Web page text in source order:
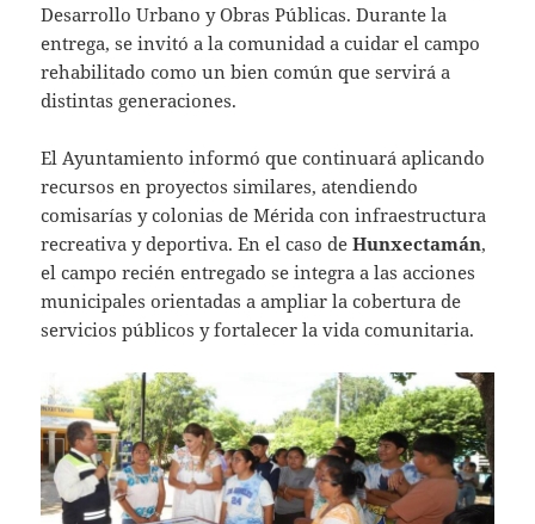
Desarrollo Urbano y Obras Públicas. Durante la
entrega, se invitó a la comunidad a cuidar el campo
rehabilitado como un bien común que servirá a
distintas generaciones.
El Ayuntamiento informó que continuará aplicando
recursos en proyectos similares, atendiendo
comisarías y colonias de Mérida con infraestructura
recreativa y deportiva. En el caso deHunxectamán,
el campo recién entregado se integra a las acciones
municipales orientadas a ampliar la cobertura de
servicios públicos y fortalecer la vida comunitaria.